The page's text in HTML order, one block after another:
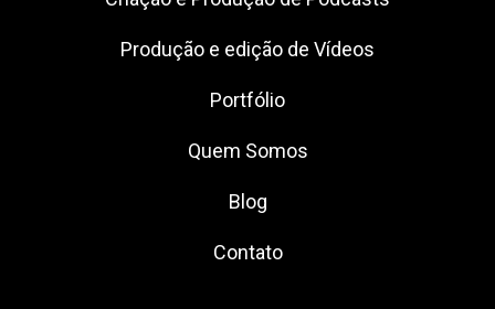
Produção e edição de Vídeos
Portfólio
Quem Somos
Blog
Contato